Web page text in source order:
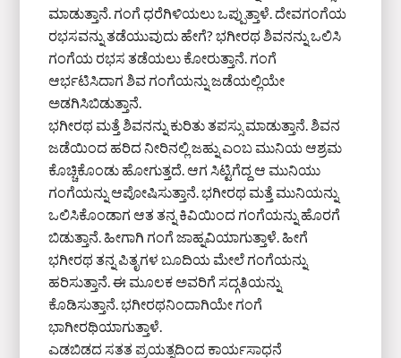
ಮಾಡುತ್ತಾನೆ. ಗಂಗೆ ಧರೆಗಿಳಿಯಲು ಒಪ್ಪುತ್ತಾಳೆ. ದೇವಗಂಗೆಯ
ರಭಸವನ್ನು ತಡೆಯುವುದು ಹೇಗೆ? ಭಗೀರಥ ಶಿವನನ್ನು ಒಲಿಸಿ
ಗಂಗೆಯ ರಭಸ ತಡೆಯಲು ಕೋರುತ್ತಾನೆ. ಗಂಗೆ
ಆರ್ಭಟಿಸಿದಾಗ ಶಿವ ಗಂಗೆಯನ್ನು ಜಡೆಯಲ್ಲಿಯೇ
ಅಡಗಿಸಿಬಿಡುತ್ತಾನೆ.
ಭಗೀರಥ ಮತ್ತೆ ಶಿವನನ್ನು ಕುರಿತು ತಪಸ್ಸು ಮಾಡುತ್ತಾನೆ. ಶಿವನ
ಜಡೆಯಿಂದ ಹರಿದ ನೀರಿನಲ್ಲಿ ಜಹ್ನು ಎಂಬ ಮುನಿಯ ಆಶ್ರಮ
ಕೊಚ್ಚಿಕೊಂಡು ಹೋಗುತ್ತದೆ. ಆಗ ಸಿಟ್ಟಿಗೆದ್ದ ಆ ಮುನಿಯು
ಗಂಗೆಯನ್ನು ಆಪೋಷಿಸುತ್ತಾನೆ. ಭಗೀರಥ ಮತ್ತೆ ಮುನಿಯನ್ನು
ಒಲಿಸಿಕೊಂಡಾಗ ಆತ ತನ್ನ ಕಿವಿಯಿಂದ ಗಂಗೆಯನ್ನು ಹೊರಗೆ
ಬಿಡುತ್ತಾನೆ. ಹೀಗಾಗಿ ಗಂಗೆ ಜಾಹ್ನವಿಯಾಗುತ್ತಾಳೆ. ಹೀಗೆ
ಭಗೀರಥ ತನ್ನ ಪಿತೃಗಳ ಬೂದಿಯ ಮೇಲೆ ಗಂಗೆಯನ್ನು
ಹರಿಸುತ್ತಾನೆ. ಈ ಮೂಲಕ ಅವರಿಗೆ ಸದ್ಗತಿಯನ್ನು
ಕೊಡಿಸುತ್ತಾನೆ. ಭಗೀರಥನಿಂದಾಗಿಯೇ ಗಂಗೆ
ಭಾಗೀರಥಿಯಾಗುತ್ತಾಳೆ.
ಎಡಬಿಡದ ಸತತ ಪ್ರಯತ್ನದಿಂದ ಕಾರ್ಯಸಾಧನೆ